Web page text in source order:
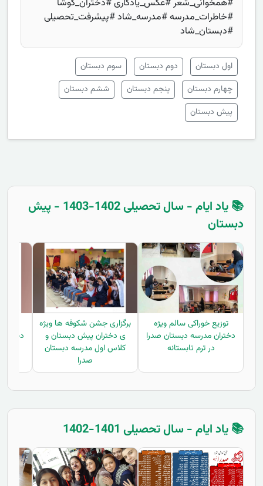
#همخوانی_شعر #عکس_یادگاری #دختران_کوشا
#خاطرات_مدرسه #مدرسه_شاد #پیشرفت_تحصیلی
#دبستان_شاد
اول دبستان دوم دبستان
سوم دبستان
چهارم دبستان
پنجم دبستان
ششم دبستان
پیش دبستان
📚 یاد ایام - سال تحصیلی 1402-1403 - پیش
دبستان
توزیع خوراکی سالم ویژه
دختران مدرسه دبستان صدرا
در ترم تابستانه
برگزاری جشن شکوفه ها ویژه
ی دختران پیش دبستان و
کلاس اول مدرسه دبستان
صدرا
📚 یاد ایام - سال تحصیلی 1401-1402